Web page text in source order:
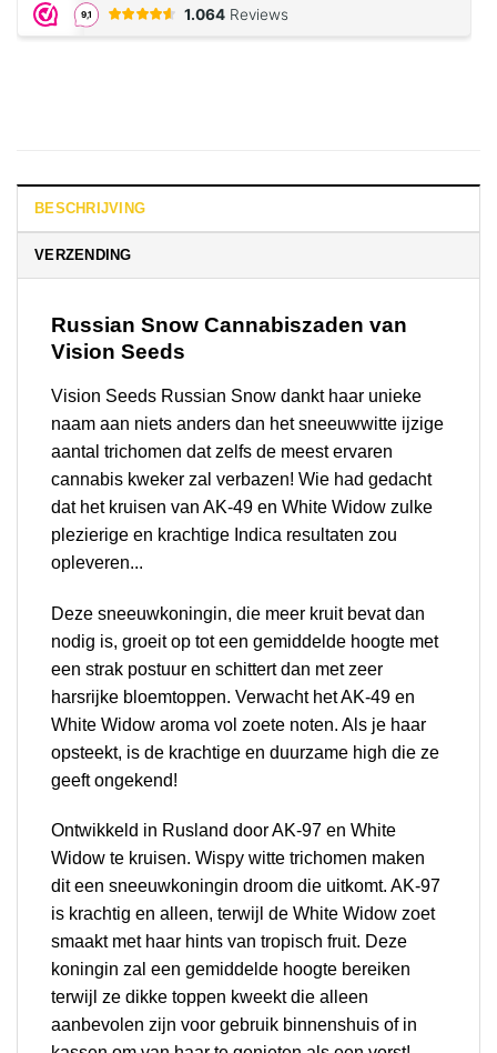
BESCHRIJVING
VERZENDING
Russian Snow Cannabiszaden van
Vision Seeds
Vision Seeds Russian Snow dankt haar unieke
naam aan niets anders dan het sneeuwwitte ijzige
aantal trichomen dat zelfs de meest ervaren
cannabis kweker zal verbazen! Wie had gedacht
dat het kruisen van AK-49 en White Widow zulke
plezierige en krachtige Indica resultaten zou
opleveren...
Deze sneeuwkoningin, die meer kruit bevat dan
nodig is, groeit op tot een gemiddelde hoogte met
een strak postuur en schittert dan met zeer
harsrijke bloemtoppen. Verwacht het AK-49 en
White Widow aroma vol zoete noten. Als je haar
opsteekt, is de krachtige en duurzame high die ze
geeft ongekend!
Ontwikkeld in Rusland door AK-97 en White
Widow te kruisen. Wispy witte trichomen maken
dit een sneeuwkoningin droom die uitkomt. AK-97
is krachtig en alleen, terwijl de White Widow zoet
smaakt met haar hints van tropisch fruit. Deze
koningin zal een gemiddelde hoogte bereiken
terwijl ze dikke toppen kweekt die alleen
aanbevolen zijn voor gebruik binnenshuis of in